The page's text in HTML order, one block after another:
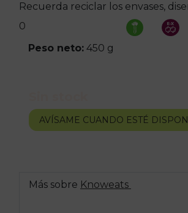
Recuerda reciclar los envases,
0
Peso neto: 450 g
AVÍSAME CUANDO ESTÉ
Más sobre Knoweats